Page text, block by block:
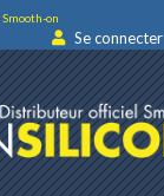
Smooth-on
Se connecter